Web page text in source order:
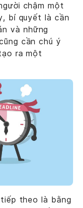
chậm một
bí quyết là cần
và những
cần chú ý
ra một
theo là bằng